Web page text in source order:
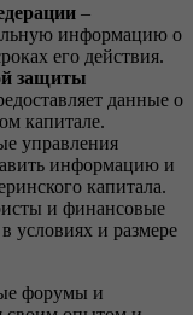
–
информацию о
его действия.
защиты
данные о
капитале.
управления
информацию и
капитала.
и финансовые
условиях и размере
форумы и